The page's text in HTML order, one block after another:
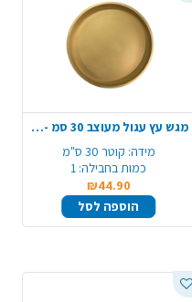
מגש עץ עגול מעוצב 30 סמ - זהב
מידה: קוטר 30 ס"מ
כמות בחבילה: 1
₪44.90
הוספה לסל